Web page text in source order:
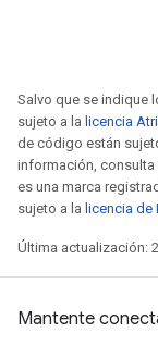
Salvo que se indique
sujeto a la licencia
de código están
información, consulta
es una marca
sujeto a la licencia de
Última actualización:
Mantente